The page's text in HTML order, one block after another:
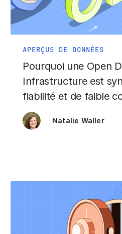
APERÇUS DE DONNÉES
Pourquoi une Open
Infrastructure est
fiabilité et de faible
Natalie Waller